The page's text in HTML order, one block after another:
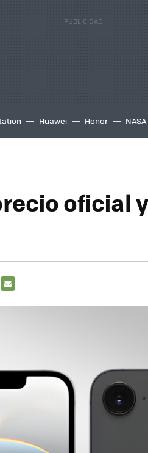
Huawei Honor NASA
oficial